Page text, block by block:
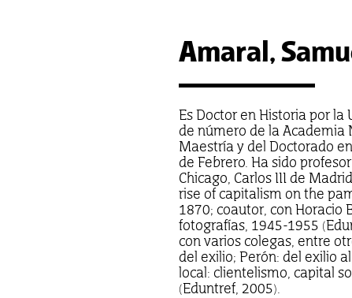
Amaral,
Es Doctor en Historia por la
de número de la Academia
Maestría y del Doctorado
de Febrero. Ha sido
Chicago, Carlos III de
rise of capitalism on the
1870; coautor, con Horacio
fotografías, 1945-1955
con varios colegas, entre
del exilio; Perón: del exilio
local: clientelismo, capital
(Eduntref, 2005).